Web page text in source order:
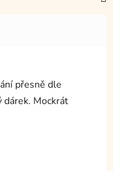
přesně dle
Mockrát